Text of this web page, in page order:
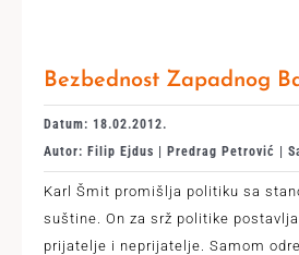
Bezbednost Zapadnog
Datum: 18.02.2012.
Autor: Filip Ejdus | Predrag Petrović |
Karl Šmit promišlja politiku sa
suštine. On za srž politike
prijatelje i neprijatelje. Samom